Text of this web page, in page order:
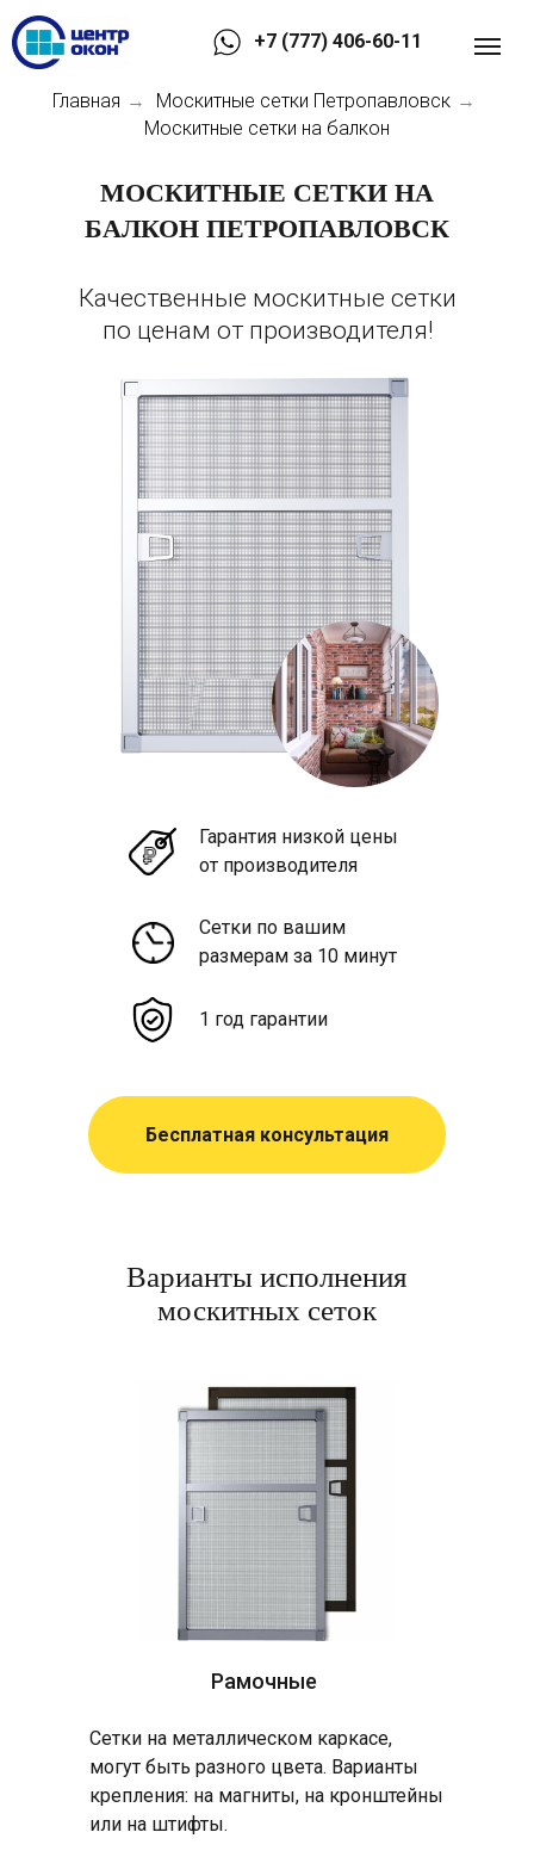
+7 (777) 406-60-11
Главная → Москитные сетки Петропавловск →
Москитные сетки на балкон
Гарантия низкой цены
от производителя
Сетки по вашим
размерам за 10 минут
1 год гарантии
Бесплатная консультация
Качественные москитные сетки
по ценам от производителя!
МОСКИТНЫЕ СЕТКИ НА
БАЛКОН ПЕТРОПАВЛОВСК
Варианты исполнения
москитных сеток
Рамочные
Сетки на металлическом каркасе,
могут быть разного цвета. Варианты
крепления: на магниты, на кронштейны
или на штифты.